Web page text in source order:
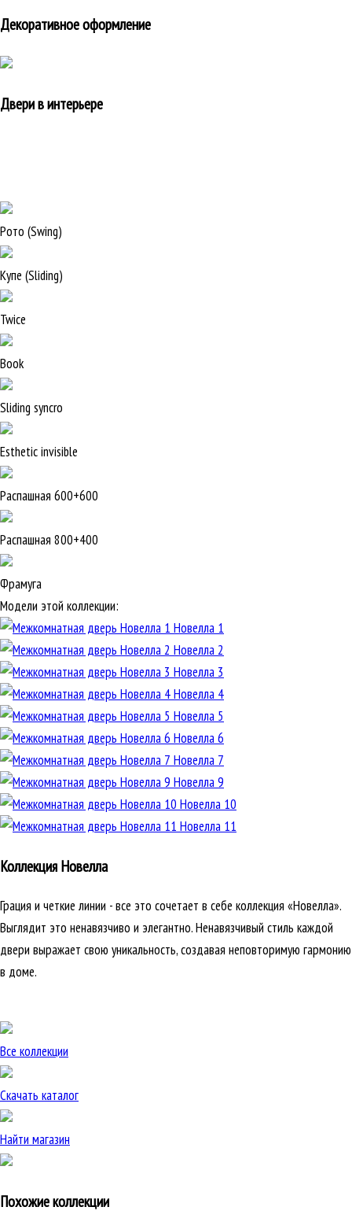
Декоративное оформление
Двери в интерьере
Рото (Swing)
Купе (Sliding)
Twice
Book
Sliding syncro
Esthetic invisible
Распашная 600+600
Распашная 800+400
Фрамуга
Модели этой коллекции:
Новелла 1
Новелла 2
Новелла 3
Новелла 4
Новелла 5
Новелла 6
Новелла 7
Новелла 9
Новелла 10
Новелла 11
Коллекция Новелла
Грация и четкие линии - все это сочетает в себе коллекция «Новелла».
Выглядит это ненавязчиво и элегантно. Ненавязчивый стиль каждой
двери выражает свою уникальность, создавая неповторимую гармонию
в доме.
Все коллекции
Скачать каталог
Найти магазин
Похожие коллекции